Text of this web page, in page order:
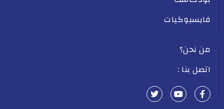
فايسبوكيات
من نحن؟
اتصل بنا :